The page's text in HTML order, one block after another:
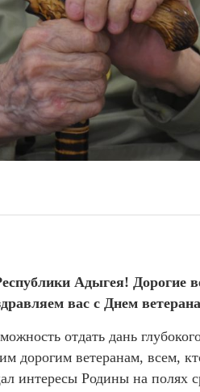
Адыгея! Дорогие
вас с Днем
отдать дань
дорогим ветеранам, всем,
интересы Родины на полях